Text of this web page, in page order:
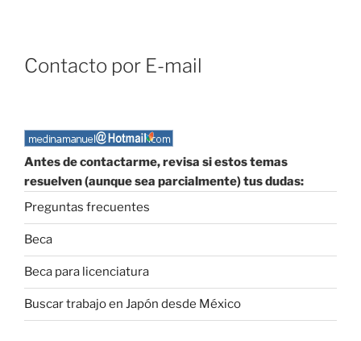
Contacto por E-mail
Antes de contactarme, revisa si estos temas
resuelven (aunque sea parcialmente) tus dudas:
Preguntas frecuentes
Beca
Beca para licenciatura
Buscar trabajo en Japón desde México